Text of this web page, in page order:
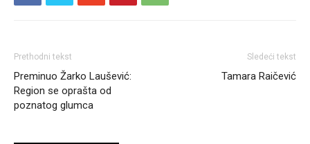
Prethodni tekst
Preminuo Žarko Laušević:
Region se oprašta od
poznatog glumca
Sledeći tekst
Tamara Raičević